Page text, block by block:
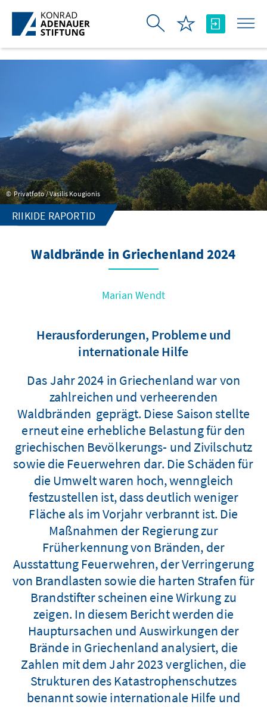
Skip to Main Content
Privatfoto / Vasilis Kougionis
RIIKIDE RAPORTID
Waldbrände in Griechenland 2024
Marian Wendt
Herausforderungen, Probleme und
internationale Hilfe
Das Jahr 2024 in Griechenland war von
zahlreichen und verheerenden
Waldbränden geprägt. Diese Saison stellte
erneut eine erhebliche Belastung für den
griechischen Bevölkerungs- und Zivilschutz
sowie die Feuerwehren dar. Die Schäden für
die Umwelt waren hoch, wenngleich
festzustellen ist, dass deutlich weniger
Fläche als im Vorjahr verbrannt ist. Die
Maßnahmen der Regierung zur
Früherkennung von Bränden, der
Ausstattung Feuerwehren, der Verringerung
von Brandlasten sowie die harten Strafen für
Brandstifter scheinen eine Wirkung zu
zeigen. In diesem Bericht werden die
Hauptursachen und Auswirkungen der
Brände in Griechenland analysiert, die
Zahlen mit dem Jahr 2023 verglichen, die
Strukturen des Katastrophenschutzes
benannt sowie internationale Hilfe und